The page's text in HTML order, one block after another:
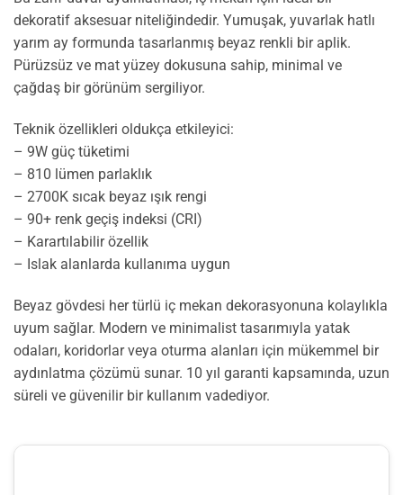
dekoratif aksesuar niteliğindedir. Yumuşak, yuvarlak hatlı
yarım ay formunda tasarlanmış beyaz renkli bir aplik.
Pürüzsüz ve mat yüzey dokusuna sahip, minimal ve
çağdaş bir görünüm sergiliyor.
Teknik özellikleri oldukça etkileyici:
– 9W güç tüketimi
– 810 lümen parlaklık
– 2700K sıcak beyaz ışık rengi
– 90+ renk geçiş indeksi (CRI)
– Karartılabilir özellik
– Islak alanlarda kullanıma uygun
Beyaz gövdesi her türlü iç mekan dekorasyonuna kolaylıkla
uyum sağlar. Modern ve minimalist tasarımıyla yatak
odaları, koridorlar veya oturma alanları için mükemmel bir
aydınlatma çözümü sunar. 10 yıl garanti kapsamında, uzun
süreli ve güvenilir bir kullanım vadediyor.